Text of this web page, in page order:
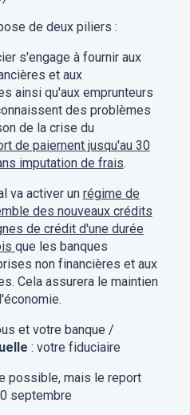
de deux piliers :
s'engage à fournir aux
et aux
ainsi qu'aux emprunteurs
des problèmes
de la crise du
de paiement jusqu'au 30
imputation de frais.
va activer un régime de
des nouveaux crédits
de crédit d'une durée
que les banques
non financières et aux
Cela assurera le maintien
et votre banque /
: votre fiduciaire
possible, mais le report
septembre